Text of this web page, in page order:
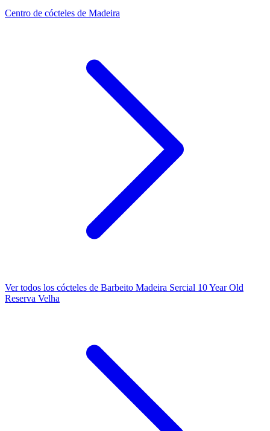
Centro de cócteles de Madeira
Ver todos los cócteles de Barbeito Madeira Sercial 10 Year Old
Reserva Velha